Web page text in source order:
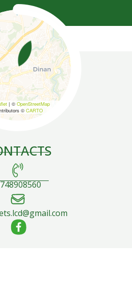
Coordonnées
| ©OpenStreetMap
© CARTO